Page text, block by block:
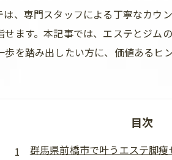
、専門スタッフによる丁寧なカ
ます。本記事では、エステとジ
を踏み出したい方に、価値あるヒ
目次
群馬県前橋市で叶うエステ脚瘦